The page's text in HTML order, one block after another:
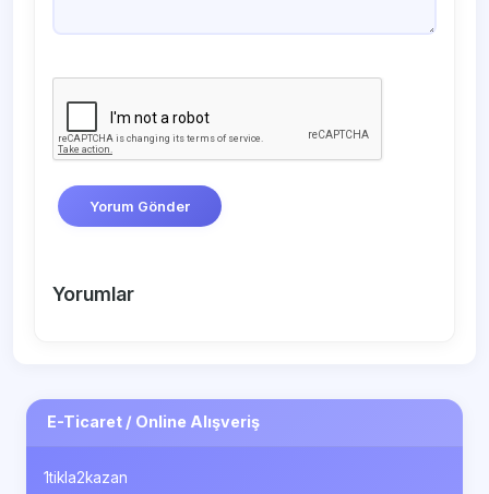
Yorum Gönder
Yorumlar
E-Ticaret / Online Alışveriş
1tikla2kazan